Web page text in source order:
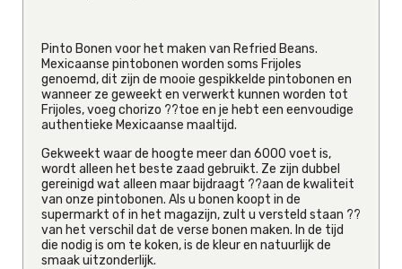
Pinto Bonen voor het maken van Refried Beans.
Mexicaanse pintobonen worden soms Frijoles
genoemd, dit zijn de mooie gespikkelde pintobonen en
wanneer ze geweekt en verwerkt kunnen worden tot
Frijoles, voeg chorizo ??toe en je hebt een eenvoudige
authentieke Mexicaanse maaltijd.
Gekweekt waar de hoogte meer dan 6000 voet is,
wordt alleen het beste zaad gebruikt. Ze zijn dubbel
gereinigd wat alleen maar bijdraagt ??aan de kwaliteit
van onze pintobonen. Als u bonen koopt in de
supermarkt of in het magazijn, zult u versteld staan ??
van het verschil dat de verse bonen maken. In de tijd
die nodig is om te koken, is de kleur en natuurlijk de
smaak uitzonderlijk.